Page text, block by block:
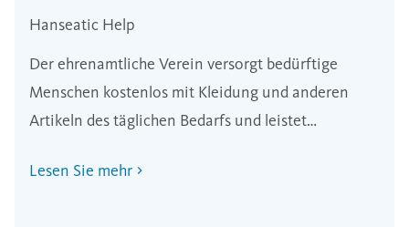
Hanseatic Help
Der ehrenamtliche Verein versorgt bedürftige
Menschen kostenlos mit Kleidung und anderen
Artikeln des täglichen Bedarfs und leistet
Lesen Sie mehr